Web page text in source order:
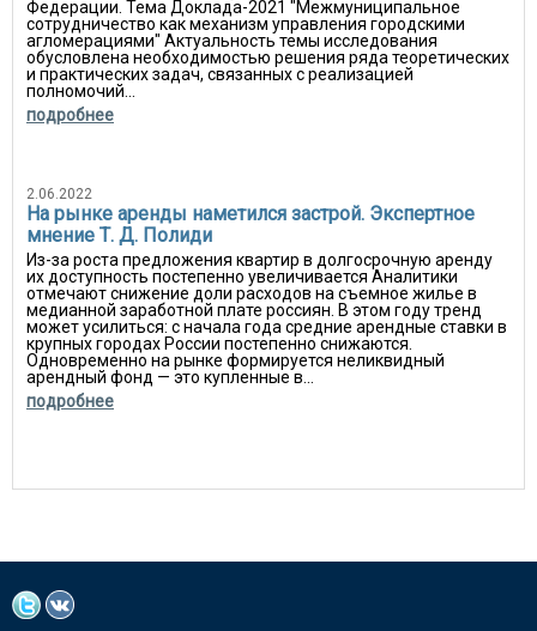
Федерации. Тема Доклада-2021 "Межмуниципальное
сотрудничество как механизм управления городскими
агломерациями" Актуальность темы исследования
обусловлена необходимостью решения ряда теоретических
и практических задач, связанных с реализацией
полномочий...
подробнее
2.06.2022
На рынке аренды наметился застрой. Экспертное
мнение Т. Д. Полиди
Из-за роста предложения квартир в долгосрочную аренду
их доступность постепенно увеличивается Аналитики
отмечают снижение доли расходов на съемное жилье в
медианной заработной плате россиян. В этом году тренд
может усилиться: с начала года средние арендные ставки в
крупных городах России постепенно снижаются.
Одновременно на рынке формируется неликвидный
арендный фонд — это купленные в...
подробнее